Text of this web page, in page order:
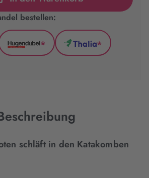
bestellen:
Hugendubel
*
Thalia
*
schläft in den Katakomben